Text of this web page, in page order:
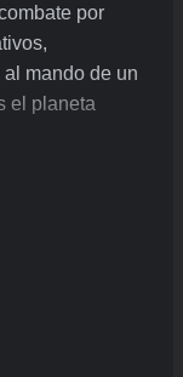
por
mando de un
el planeta